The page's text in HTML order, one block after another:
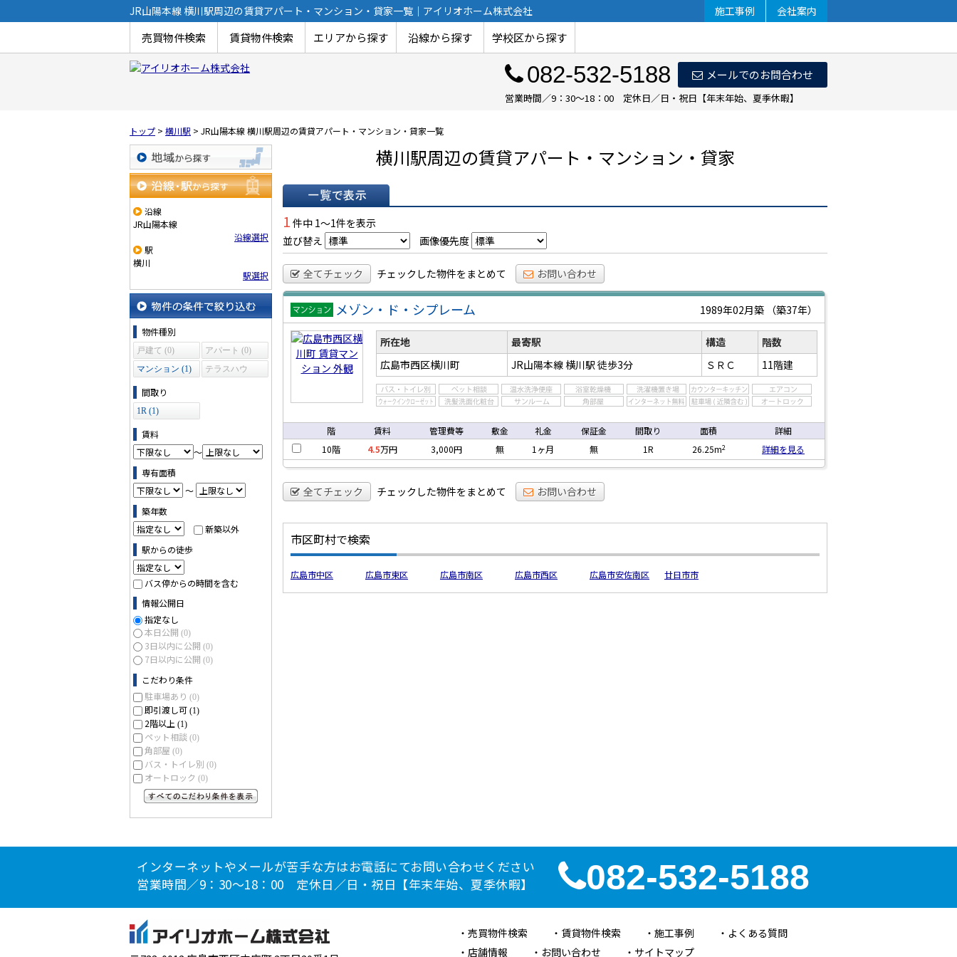
JR山陽本線 横川駅周辺の賃貸アパート・マンション・貸家一覧｜アイリオホーム株式会社 施工事例 会社案内
売買物件検索 賃貸物件検索 エリアから探す 沿線から探す 学校区から探す
メールでのお問合わせ
082-532-5188
営業時間／9：30～18：00 定休日／日・祝日【年末年始、夏季休暇】
トップ > 横川駅 > JR山陽本線 横川駅周辺の賃貸アパート・マンション・貸家一覧
地域から探す
沿線・駅から探す
沿線
JR山陽本線
沿線選択
駅
横川
駅選択
物件の条件で絞り込む
物件種別
戸建て (0)
アパート (0)
マンション (1)
テラスハウ
間取り
1R (1)
賃料
～
専有面積
～
築年数
新築以外
駅からの徒歩
バス停からの時間を含む
情報公開日
指定なし
本日公開 (0)
3日以内に公開 (0)
7日以内に公開 (0)
こだわり条件
駐車場あり (0)
即引渡し可 (1)
2階以上 (1)
ペット相談 (0)
角部屋 (0)
バス・トイレ別 (0)
オートロック (0)
横川駅周辺の賃貸アパート・マンション・貸家
1 件中 1～1件を表示
並び替え
画像優先度
全てチェック チェックした物件をまとめて お問い合わせ
賃貸マン
ション
メゾン・ド・シプレーム 1989年02月築 （築37年）
所在地 最寄駅 構造
階数
広島市西区横川町
JR山陽本線 横川駅 徒歩3分 ＳＲＣ 11階建
階 賃料 管理費等 敷金 礼金 保証金 間取り 面積
詳細
10階
4.5万円 3,000円 無 1ヶ月 無 1R 26.25m2 詳細を見る
全てチェック チェックした物件をまとめて お問い合わせ
市区町村で検索
広島市中区 広島市東区 広島市南区 広島市西区 広島市安佐南区 廿日市市
インターネットやメールが苦手な方はお電話にてお問い合わせください
営業時間／9：30～18：00 定休日／日・祝日【年末年始、夏季休暇】
082-532-5188
売買物件検索 賃貸物件検索 施工事例
よくある質問
店舗情報
お問い合わせ サイトマップ